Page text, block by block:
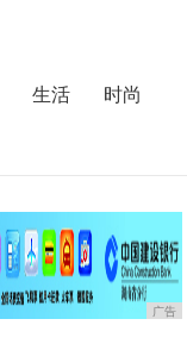
生活
时尚
广告